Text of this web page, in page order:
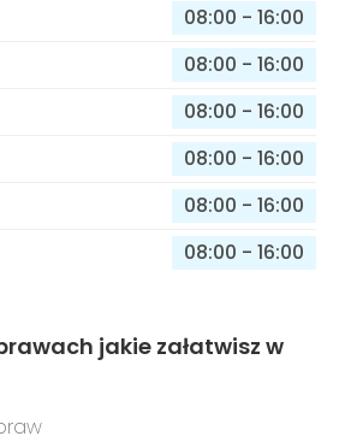
08:00 - 16:00
08:00 - 16:00
08:00 - 16:00
08:00 - 16:00
08:00 - 16:00
08:00 - 16:00
jakie załatwisz w